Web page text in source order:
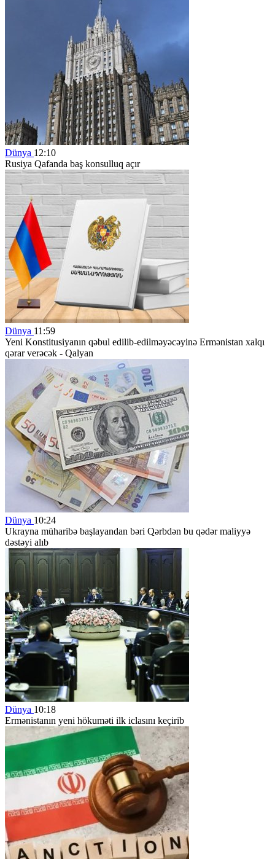
Dünya 12:10
Rusiya Qafanda baş konsulluq açır
Dünya 11:59
Yeni Konstitusiyanın qəbul edilib-edilməyəcəyinə Ermənistan xalqı
qərar verəcək - Qalyan
Dünya 10:24
Ukrayna müharibə başlayandan bəri Qərbdən bu qədər maliyyə
dəstəyi alıb
Dünya 10:18
Ermənistanın yeni hökuməti ilk iclasını keçirib